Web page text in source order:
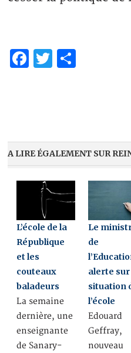
Facebook
Twitter
A LIRE ÉGALEMENT SUR
L’école de la
République
et les
couteaux
baladeurs
La semaine
dernière, une
enseignante
de Sanary-
Le
de
alerte sur
situation
l’école
Edouard
Geffray,
nouveau